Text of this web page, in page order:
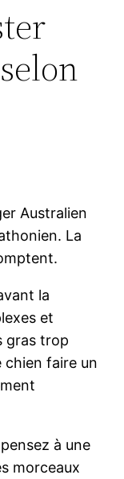
Australien
La
la
et
gras trop
chien faire un
à une
morceaux